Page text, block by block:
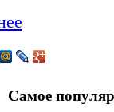
Самое